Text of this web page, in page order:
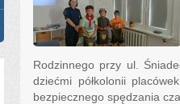
Rodzinnego przy ul.
dziećmi półkolonii
bezpiecznego spędzania